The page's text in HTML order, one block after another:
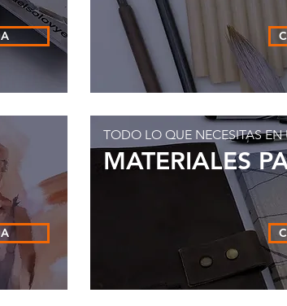
TODO LO QUE NECESITAS
MATERIALES